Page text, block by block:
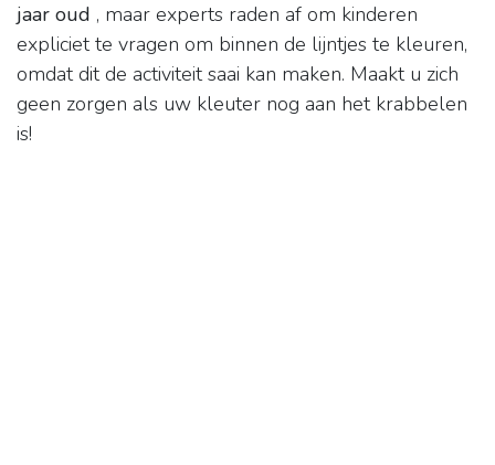
jaar oud , maar experts raden af ​​om kinderen
expliciet te vragen om binnen de lijntjes te kleuren,
omdat dit de activiteit saai kan maken. Maakt u zich
geen zorgen als uw kleuter nog aan het krabbelen
is!